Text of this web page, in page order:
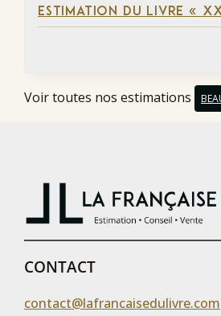
ESTIMATION DU LIVRE «
Voir toutes nos estimations
CONTACT
contact@lafrancaisedulivre.com